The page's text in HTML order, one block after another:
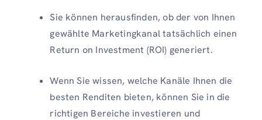
Sie können herausfinden, ob der von Ihnen
gewählte Marketingkanal tatsächlich einen
Return on Investment (ROI) generiert.
Wenn Sie wissen, welche Kanäle Ihnen die
besten Renditen bieten, können Sie in die
richtigen Bereiche investieren und